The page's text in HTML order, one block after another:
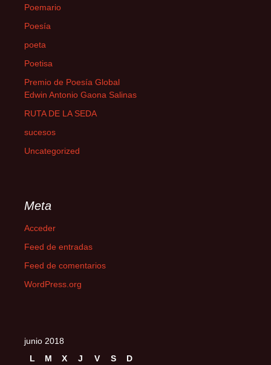
Poemario
Poesía
poeta
Poetisa
Premio de Poesía Global
Edwin Antonio Gaona Salinas
RUTA DE LA SEDA
sucesos
Uncategorized
Meta
Acceder
Feed de entradas
Feed de comentarios
WordPress.org
junio 2018
L
M X J V S D